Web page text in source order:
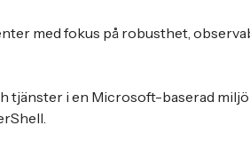
med fokus på robusthet,
i en Microsoft-baserad miljö